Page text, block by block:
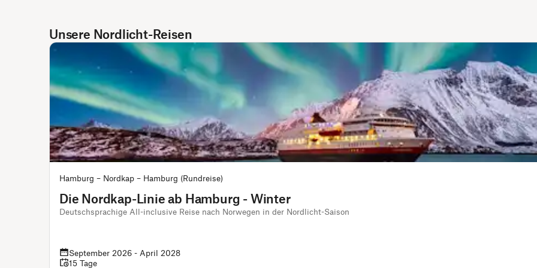
Unsere Nordlicht-Reisen
Hamburg – Nordkap – Hamburg (Rundreise)
Die Nordkap-Linie ab Hamburg - Winter
Deutschsprachige All-inclusive Reise nach Norwegen in der Nordlicht-Saison
September 2026 - April 2028
15 Tage